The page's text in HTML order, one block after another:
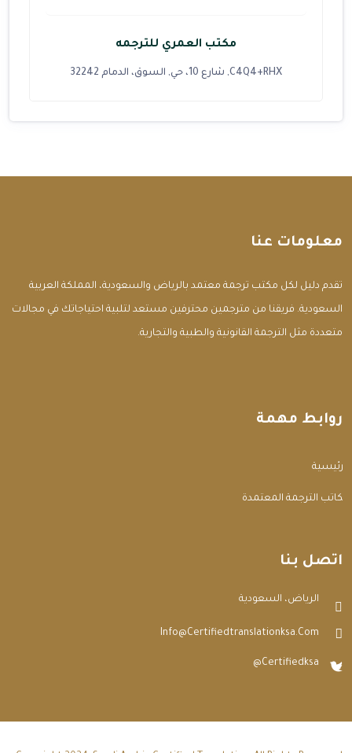
مكتب العمري للترجمه
C4Q4+RHX, شارع 10، حي, السوق، الدمام 32242
معلومات عنا
تقدم دليل لكل مكتب ترجمة معتمد بالرياض والسعودية، المملكة العربية
السعودية. فريقنا من مترجمين محترفين مستعد لتلبية احتياجاتك في مجالات
متعددة مثل الترجمة القانونية والطبية والتجارية.
روابط مهمة
الرئيسية
مكاتب الترجمة المعتمدة
اتصل بنا
الرياض، السعودية
Info@certifiedtranslationksa.com
@certifiedksa